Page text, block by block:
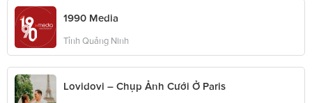
1990 Media
Tỉnh Quảng Ninh
Lovidovi – Chụp Ảnh Cưới Ở Paris